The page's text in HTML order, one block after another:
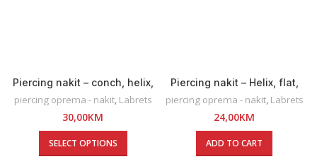
Piercing nakit – conch, helix,
piercing oprema - nakit, Labrets
30,00KM
SELECT OPTIONS
Piercing nakit – Helix, flat,
lobe, tragus
piercing oprema - nakit, Labrets
24,00KM
ADD TO CART